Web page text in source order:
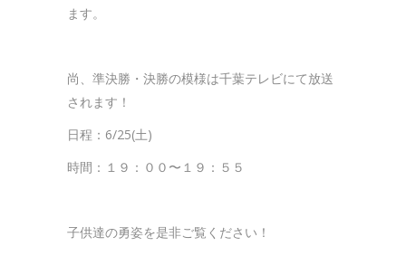
ます。
尚、準決勝・決勝の模様は千葉テレビにて放送
されます！
日程：6/25(土)
時間：１９：００〜１９：５５
子供達の勇姿を是非ご覧ください！